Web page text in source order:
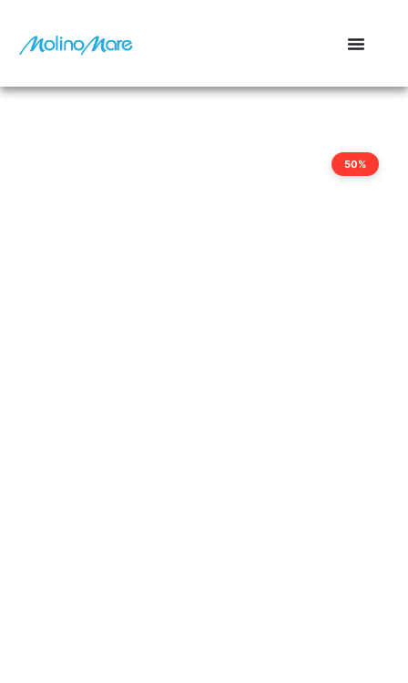
50%